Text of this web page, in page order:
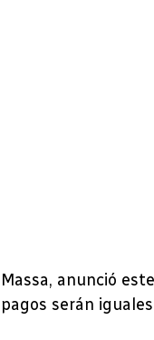
anunció
serán